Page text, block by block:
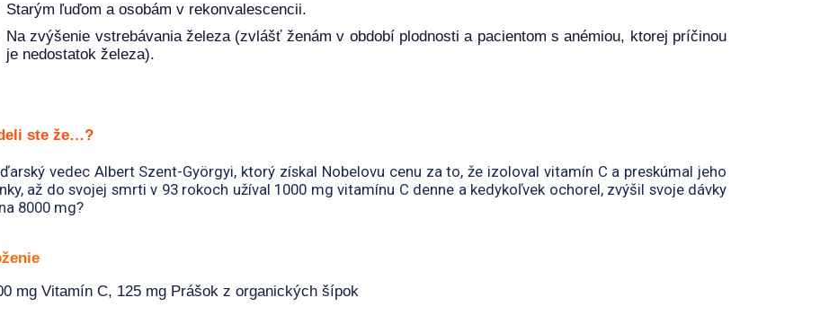
Starým ľuďom a osobám v rekonvalescencii.
Na zvýšenie vstrebávania železa (zvlášť ženám v období plodnosti a pacientom s anémiou, ktorej príčinou
je nedostatok železa).
ste že…?
vedec Albert Szent-Györgyi, ktorý získal Nobelovu cenu za to, že izoloval vitamín C a preskúmal jeho
až do svojej smrti v 93 rokoch užíval 1000 mg vitamínu C denne a kedykoľvek ochorel, zvýšil svoje dávky
8000 mg?
mg Vitamín C, 125 mg Prášok z organických šípok